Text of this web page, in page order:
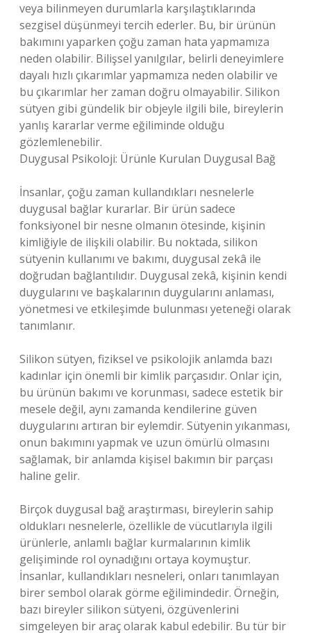
veya bilinmeyen durumlarla karşılaştıklarında
sezgisel düşünmeyi tercih ederler. Bu, bir ürünün
bakımını yaparken çoğu zaman hata yapmamıza
neden olabilir. Bilişsel yanılgılar, belirli deneyimlere
dayalı hızlı çıkarımlar yapmamıza neden olabilir ve
bu çıkarımlar her zaman doğru olmayabilir. Silikon
sütyen gibi gündelik bir objeyle ilgili bile, bireylerin
yanlış kararlar verme eğiliminde olduğu
gözlemlenebilir.
Duygusal Psikoloji: Ürünle Kurulan Duygusal Bağ
İnsanlar, çoğu zaman kullandıkları nesnelerle
duygusal bağlar kurarlar. Bir ürün sadece
fonksiyonel bir nesne olmanın ötesinde, kişinin
kimliğiyle de ilişkili olabilir. Bu noktada, silikon
sütyenin kullanımı ve bakımı, duygusal zekâ ile
doğrudan bağlantılıdır. Duygusal zekâ, kişinin kendi
duygularını ve başkalarının duygularını anlaması,
yönetmesi ve etkileşimde bulunması yeteneği olarak
tanımlanır.
Silikon sütyen, fiziksel ve psikolojik anlamda bazı
kadınlar için önemli bir kimlik parçasıdır. Onlar için,
bu ürünün bakımı ve korunması, sadece estetik bir
mesele değil, aynı zamanda kendilerine güven
duygularını artıran bir eylemdir. Sütyenin yıkanması,
onun bakımını yapmak ve uzun ömürlü olmasını
sağlamak, bir anlamda kişisel bakımın bir parçası
haline gelir.
Birçok duygusal bağ araştırması, bireylerin sahip
oldukları nesnelerle, özellikle de vücutlarıyla ilgili
ürünlerle, anlamlı bağlar kurmalarının kimlik
gelişiminde rol oynadığını ortaya koymuştur.
İnsanlar, kullandıkları nesneleri, onları tanımlayan
birer sembol olarak görme eğilimindedir. Örneğin,
bazı bireyler silikon sütyeni, özgüvenlerini
simgeleyen bir araç olarak kabul edebilir. Bu tür bir